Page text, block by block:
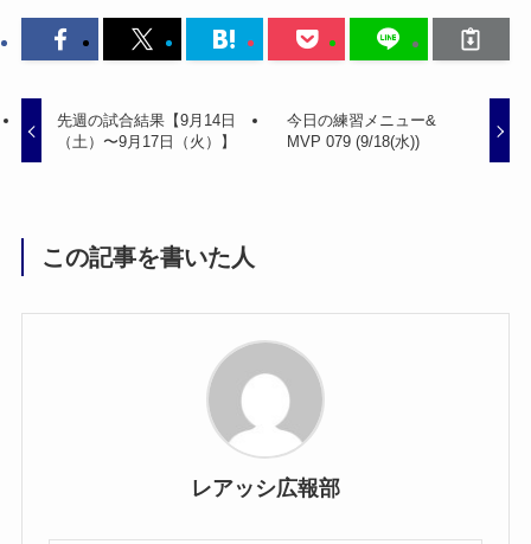
先週の試合結果【9月14日
（土）〜9月17日（火）】
今日の練習メニュー&
MVP 079 (9/18(水))
この記事を書いた人
レアッシ広報部